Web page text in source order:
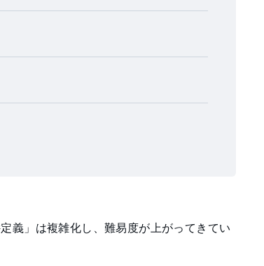
義」は複雑化し、難易度が上がってきてい